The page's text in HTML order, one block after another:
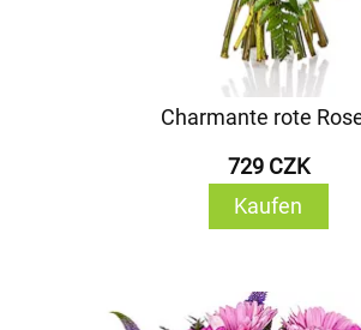
Charmante rote
729 CZK
Kaufen